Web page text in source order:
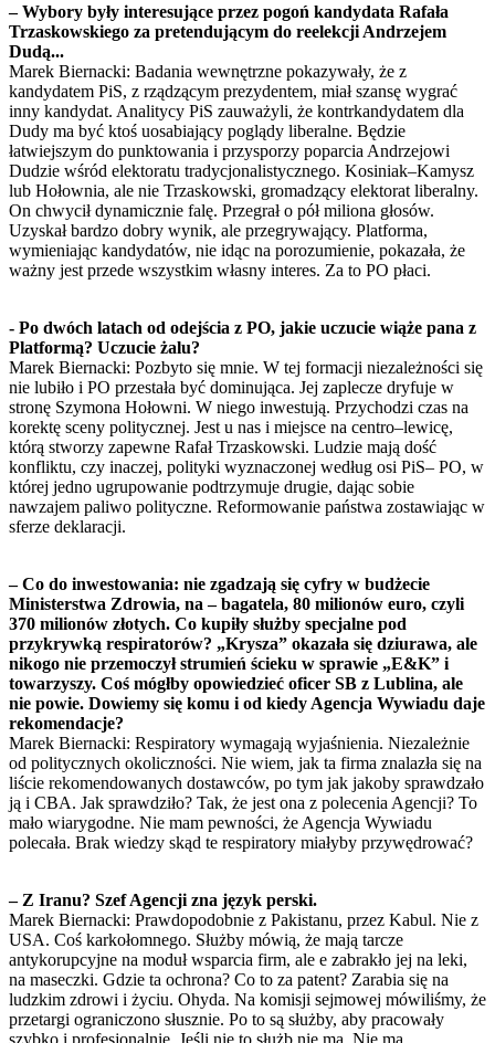
– Wybory były interesujące przez pogoń kandydata Rafała
Trzaskowskiego za pretendującym do reelekcji Andrzejem
Dudą...
Marek Biernacki: Badania wewnętrzne pokazywały, że z
kandydatem PiS, z rządzącym prezydentem, miał szansę wygrać
inny kandydat. Analitycy PiS zauważyli, że kontrkandydatem dla
Dudy ma być ktoś uosabiający poglądy liberalne. Będzie
łatwiejszym do punktowania i przysporzy poparcia Andrzejowi
Dudzie wśród elektoratu tradycjonalistycznego. Kosiniak–Kamysz
lub Hołownia, ale nie Trzaskowski, gromadzący elektorat liberalny.
On chwycił dynamicznie falę. Przegrał o pół miliona głosów.
Uzyskał bardzo dobry wynik, ale przegrywający. Platforma,
wymieniając kandydatów, nie idąc na porozumienie, pokazała, że
ważny jest przede wszystkim własny interes. Za to PO płaci.
- Po dwóch latach od odejścia z PO, jakie uczucie wiąże pana z
Platformą? Uczucie żalu?
Marek Biernacki: Pozbyto się mnie. W tej formacji niezależności się
nie lubiło i PO przestała być dominująca. Jej zaplecze dryfuje w
stronę Szymona Hołowni. W niego inwestują. Przychodzi czas na
korektę sceny politycznej. Jest u nas i miejsce na centro–lewicę,
którą stworzy zapewne Rafał Trzaskowski. Ludzie mają dość
konfliktu, czy inaczej, polityki wyznaczonej według osi PiS– PO, w
której jedno ugrupowanie podtrzymuje drugie, dając sobie
nawzajem paliwo polityczne. Reformowanie państwa zostawiając w
sferze deklaracji.
– Co do inwestowania: nie zgadzają się cyfry w budżecie
Ministerstwa Zdrowia, na – bagatela, 80 milionów euro, czyli
370 milionów złotych. Co kupiły służby specjalne pod
przykrywką respiratorów? „Krysza” okazała się dziurawa, ale
nikogo nie przemoczył strumień ścieku w sprawie „E&K” i
towarzyszy. Coś mógłby opowiedzieć oficer SB z Lublina, ale
nie powie. Dowiemy się komu i od kiedy Agencja Wywiadu daje
rekomendacje?
Marek Biernacki: Respiratory wymagają wyjaśnienia. Niezależnie
od politycznych okoliczności. Nie wiem, jak ta firma znalazła się na
liście rekomendowanych dostawców, po tym jak jakoby sprawdzało
ją i CBA. Jak sprawdziło? Tak, że jest ona z polecenia Agencji? To
mało wiarygodne. Nie mam pewności, że Agencja Wywiadu
polecała. Brak wiedzy skąd te respiratory miałyby przywędrować?
– Z Iranu? Szef Agencji zna język perski.
Marek Biernacki: Prawdopodobnie z Pakistanu, przez Kabul. Nie z
USA. Coś karkołomnego. Służby mówią, że mają tarcze
antykorupcyjne na moduł wsparcia firm, ale e zabrakło jej na leki,
na maseczki. Gdzie ta ochrona? Co to za patent? Zarabia się na
ludzkim zdrowi i życiu. Ohyda. Na komisji sejmowej mówiliśmy, że
przetargi ograniczono słusznie. Po to są służby, aby pracowały
szybko i profesjonalnie. Jeśli nie to służb nie ma. Nie ma